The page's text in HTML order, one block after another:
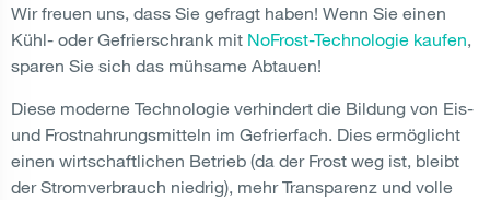
Wir freuen uns, dass Sie gefragt haben! Wenn Sie einen
Kühl- oder Gefrierschrank mit NoFrost-Technologie kaufen,
sparen Sie sich das mühsame Abtauen!
Diese moderne Technologie verhindert die Bildung von Eis-
und Frostnahrungsmitteln im Gefrierfach. Dies ermöglicht
einen wirtschaftlichen Betrieb (da der Frost weg ist, bleibt
der Stromverbrauch niedrig), mehr Transparenz und volle